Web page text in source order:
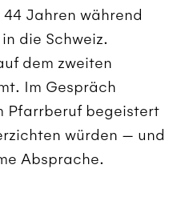
Jahren während
die Schweiz.
dem zweiten
Im Gespräch
Pfarrberuf begeistert
würden — und
Absprache.